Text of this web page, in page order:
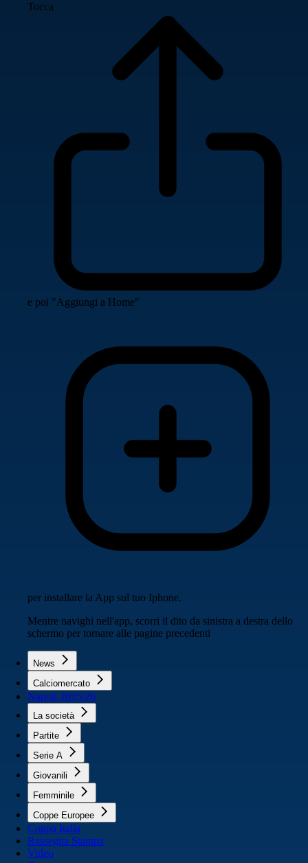
Tocca
e poi "Aggiungi a Home"
per installare la App sul tuo Iphone.
Mentre navighi nell'app, scorri il dito da sinistra a destra dello
schermo per tornare alle pagine precedenti
News
Calciomercato
Napoli 2025/26
La società
Partite
Serie A
Giovanili
Femminile
Coppe Europee
Coppa Italia
Rassegna Stampa
Video